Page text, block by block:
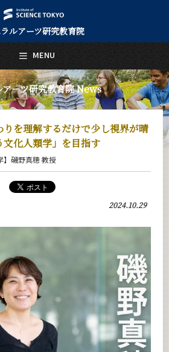
ルアーツ研究教育院
ーツ研究教育院 News
りを理解するだけで少し視界が晴
化人類学」を目指す
】磯野真穂 教授
2024.10.29
MENU
English
育院について
育院 News